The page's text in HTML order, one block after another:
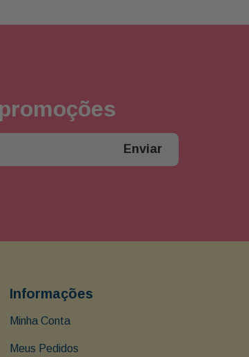
Enviar
Informações
Minha Conta
Meus Pedidos